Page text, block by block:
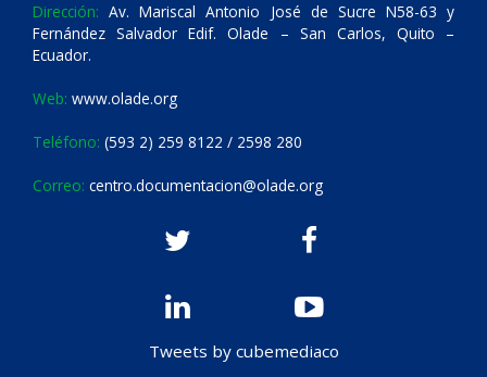
Dirección: Av. Mariscal Antonio José de Sucre N58-63 y
Fernández Salvador Edif. Olade – San Carlos, Quito –
Ecuador.
Web: www.olade.org
Teléfono: (593 2) 259 8122 / 2598 280
Correo: centro.documentacion@olade.org
Tweets by cubemediaco